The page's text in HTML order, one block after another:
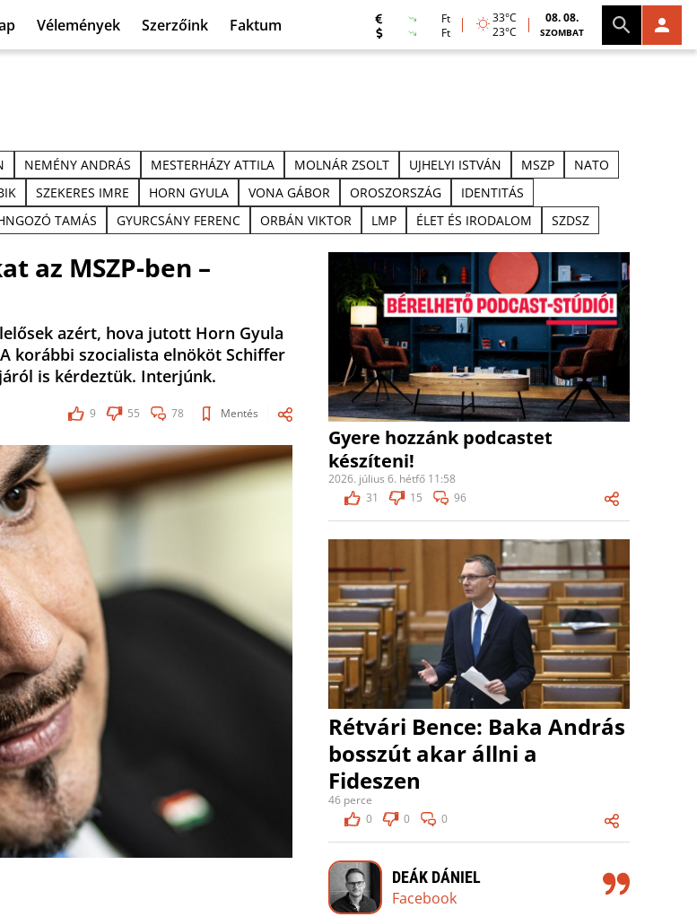
Vélemények Szerzőink Faktum
Ft
Ft
33°C
23°C
08. 08.
SZOMBAT
NEMÉNY ANDRÁS MESTERHÁZY ATTILA MOLNÁR ZSOLT UJHELYI ISTVÁN MSZP
NATO
SZEKERES IMRE HORN GYULA VONA GÁBOR OROSZORSZÁG
IDENTITÁS
TAMÁS GYURCSÁNY FERENC ORBÁN VIKTOR LMP ÉLET ÉS IRODALOM SZDSZ
az MSZP-ben –
azért, hova jutott Horn Gyula
korábbi szocialista elnököt Schiffer
is kérdeztük. Interjúnk.
9 55 78 Mentés
Gyere hozzánk podcastet
készíteni!
2026. július 6. hétfő 11:58
31
15 96
Rétvári Bence: Baka András
bosszút akar állni a
Fideszen
46 perce
0
0 0
DEÁK DÁNIEL
Facebook